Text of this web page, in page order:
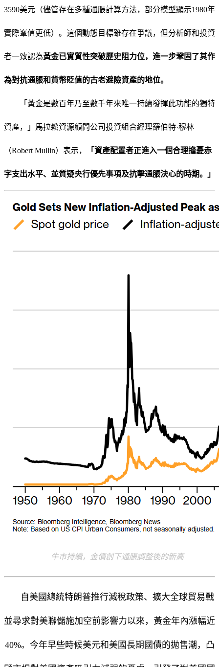
3590美元（儘管存在多種通脹計算方法，部分模型顯示1980年
實際峯值更低）。這個動態目標雖存在爭議，但分析師和投資
者一致認為黃金已實質性突破歷史阻力位，進一步鞏固了其作
為對抗通脹和貨幣貶值的古老避險資產的地位。
「黃金是數百年乃至數千年來唯一持續發揮此功能的獨特
資產，」馬拉鬆資源顧問公司投資組合經理羅伯特·穆林
（Robert Mullin）表示， 「資產配置者正進入一個合理擔憂赤
字支出水平、並質疑央行優先事項及抗擊通脹決心的時期。」
牛市持續，金價創下通脹調整後的新高
自美國總統特朗普推行減稅政策、擴大全球貿易戰
並尋求對美聯儲施加空前影響力以來，黃金年內漲幅近
40%。今年早些時候美元和美國長期國債的拋售潮，凸